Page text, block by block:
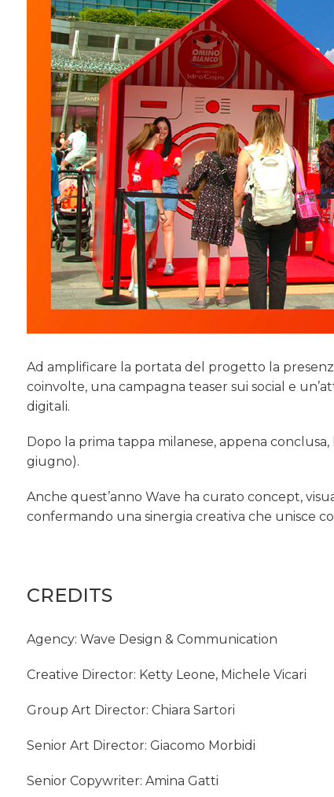
Ad amplificare la portata del progetto la
coinvolte, una campagna teaser sui social e
digitali.
Dopo la prima tappa milanese, appena
giugno).
Anche quest’anno Wave ha curato concept,
confermando una sinergia creativa che unisce
CREDITS
Agency: Wave Design & Communication
Creative Director: Ketty Leone, Michele Vicari
Group Art Director: Chiara Sartori
Senior Art Director: Giacomo Morbidi
Senior Copywriter: Amina Gatti